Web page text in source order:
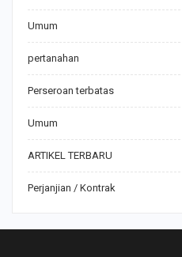
Umum
pertanahan
Perseroan terbatas
Umum
ARTIKEL TERBARU
Perjanjian / Kontrak